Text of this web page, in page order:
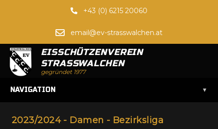
+43 (0) 6215 20060
email@ev-strasswalchen.at
EISSCHÜTZENVEREIN
STRASSWALCHEN
gegründet 1977
NAVIGATION ▾
2023/2024 - Damen - Bezirksliga